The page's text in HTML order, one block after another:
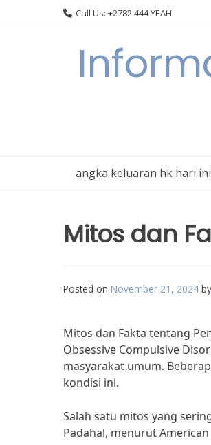
Call Us: +2782 444 YEAH
angka keluaran hk hari ini
Mitos dan
Posted on November 21, 2024 by
Mitos dan Fakta tentang
Obsessive Compulsive
masyarakat umum.
kondisi ini.
Salah satu mitos yang
Padahal, menurut